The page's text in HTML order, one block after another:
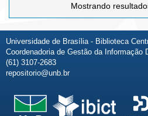
Mostrando
Universidade de Brasília - Biblioteca
Coordenadoria de Gestão da Informação
(61) 3107-2683
repositorio@unb.br